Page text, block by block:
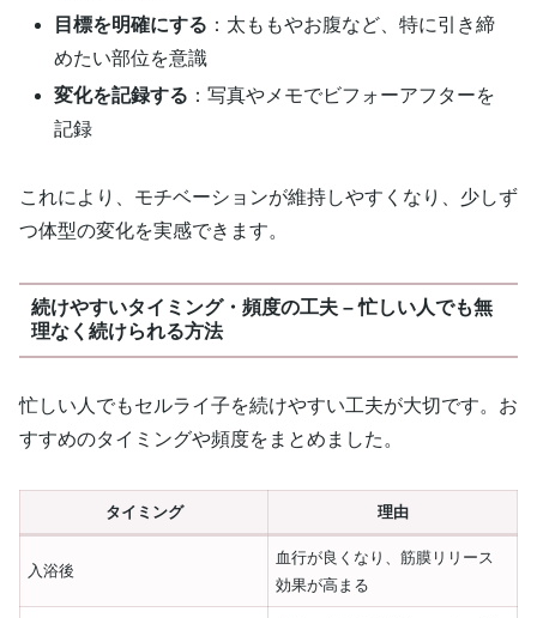
目標を明確にする ：太ももやお腹など、特に引き締
めたい部位を意識
変化を記録する ：写真やメモでビフォーアフターを
記録
これにより、モチベーションが維持しやすくなり、少しず
つ体型の変化を実感できます。
続けやすいタイミング・頻度の工夫 – 忙しい人でも無
理なく続けられる方法
忙しい人でもセルライ子を続けやすい工夫が大切です。お
すすめのタイミングや頻度をまとめました。
タイミング 理由
入浴後
血行が良くなり、筋膜リリース
効果が高まる